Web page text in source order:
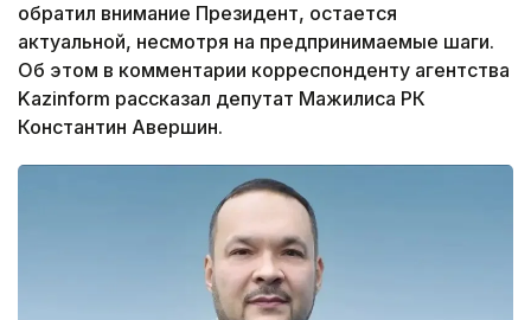
обратил внимание Президент, остается
актуальной, несмотря на предпринимаемые шаги.
Об этом в комментарии корреспонденту агентства
Kazinform рассказал депутат Мажилиса РК
Константин Авершин.